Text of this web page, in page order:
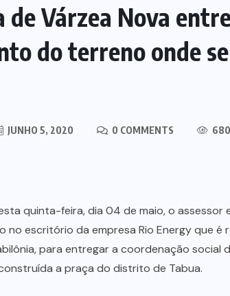
Várzea Nova
do terreno onde
JUNHO 5, 2020 0 COMMENTS
quinta-feira, dia 04 de maio, o assessor
no escritório da empresa Rio Energy que
para entregar a coordenação
a praça do distrito de Tabua.